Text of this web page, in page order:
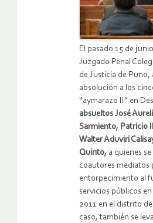
El pasado 15 de
Juzgado Penal
de Justicia de Puno,
absolución a los
“aymarazo II” en
absueltos José
Sarmiento, Patricio
Walter Aduviri
Quinto, a quienes
coautores mediatos
entorpecimiento al
servicios públicos
2011 en el distrito
caso, también se